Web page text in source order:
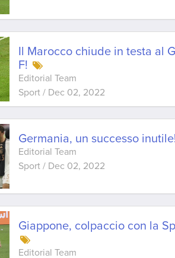
Il Marocco chiude in testa al
F!
Editorial Team
Sport / Dec 02, 2022
Germania, un successo
Editorial Team
Sport / Dec 02, 2022
Giappone, colpaccio con la
Editorial Team